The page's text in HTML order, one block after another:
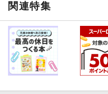
関連特集